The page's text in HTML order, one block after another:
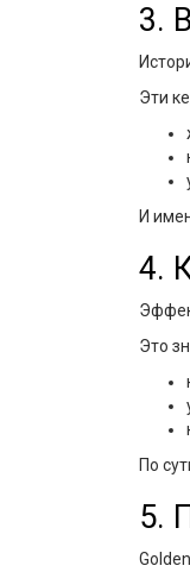
3.
Эти
И
4.
Это
По
5.